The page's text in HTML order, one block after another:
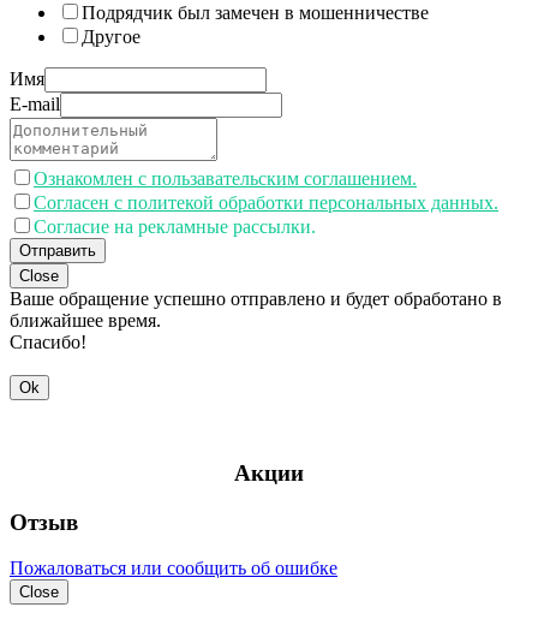
Подрядчик был замечен в мошенничестве
Другое
Имя
E-mail
Ознакомлен с пользавательским соглашением.
Согласен с политекой обработки персональных данных.
Согласие на рекламные рассылки.
Отправить
Close
Ваше обращение успешно отправлено и будет обработано в
ближайшее время.
Спасибо!
Ok
Акции
Отзыв
Пожаловаться или сообщить об ошибке
Close